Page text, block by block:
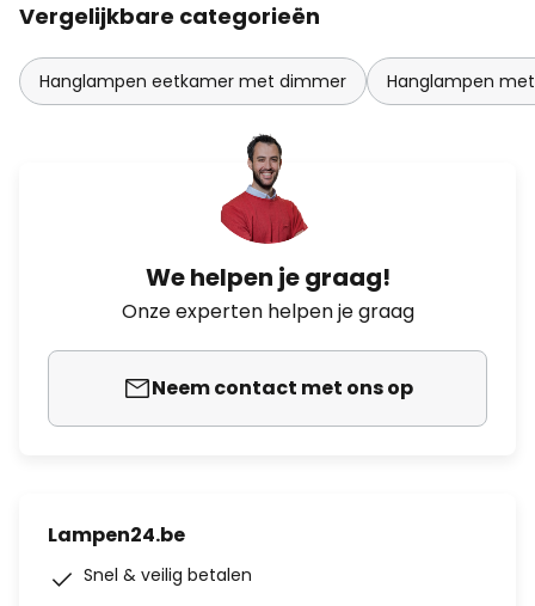
Vergelijkbare categorieën
Hanglampen eetkamer met dimmer Hanglampen
We helpen je graag!
Onze experten helpen je graag
Neem contact met ons op
Lampen24.be
Snel & veilig betalen